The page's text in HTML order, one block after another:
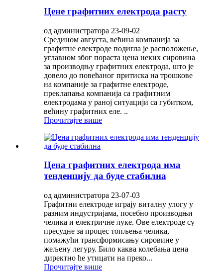
Цене графитних електрода расту
од администратора 23-09-02
Средином августа, већина компанија за
графитне електроде подигла је расположење,
углавном због пораста цена неких сировина
за производњу графитних електрода, што је
довело до повећаног притиска на трошкове
на компаније за графитне електроде,
преклапања компанија са графитним
електродама у раној ситуацији са губитком,
већину графитних еле. ..
Прочитајте више
Цена графитних електрода има
тенденцију да буде стабилна
од администратора 23-07-03
Графитни електроде играју виталну улогу у
разним индустријама, посебно производњи
челика и електричне луке. Ове електроде су
пресудне за процес топљења челика,
помажући трансформисању сировине у
жељену легуру. Било каква колебања цена
директно ће утицати на преко...
Прочитајте више